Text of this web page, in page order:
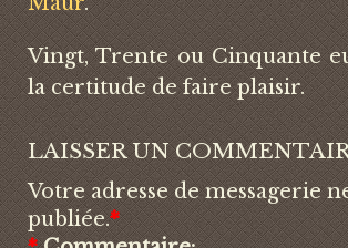
Vingt, Trente ou Cinquante
la certitude de faire plaisir.
LAISSER UN
Votre adresse de messagerie
publiée.*